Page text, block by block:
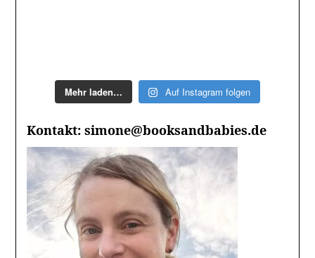
Mehr laden… Auf Instagram folgen
Kontakt: simone@booksandbabies.de